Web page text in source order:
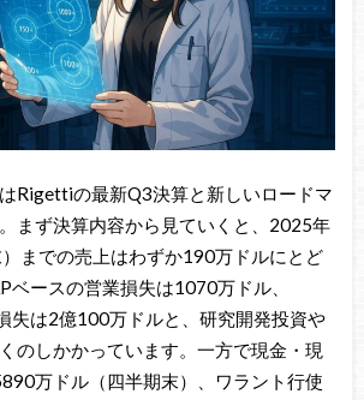
Rigettiの最新Q3決算と新しいロードマ
まず決算内容から見ていくと、2025年
までの売上はわずか190万ドルにとど
ベースの営業損失は1070万ドル、
失は2億100万ドルと、研究開発投資や
のしかかっています。一方で現金・現
万ドル（四半期末）、ワラント行使